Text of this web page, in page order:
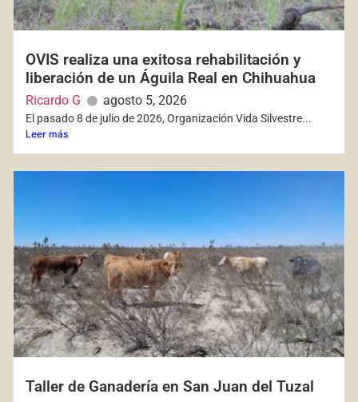
OVIS realiza una exitosa rehabilitación y
liberación de un Águila Real en Chihuahua
Ricardo G agosto 5, 2026
El pasado 8 de julio de 2026, Organización Vida Silvestre...
Leer más
Taller de Ganadería en San Juan del Tuzal